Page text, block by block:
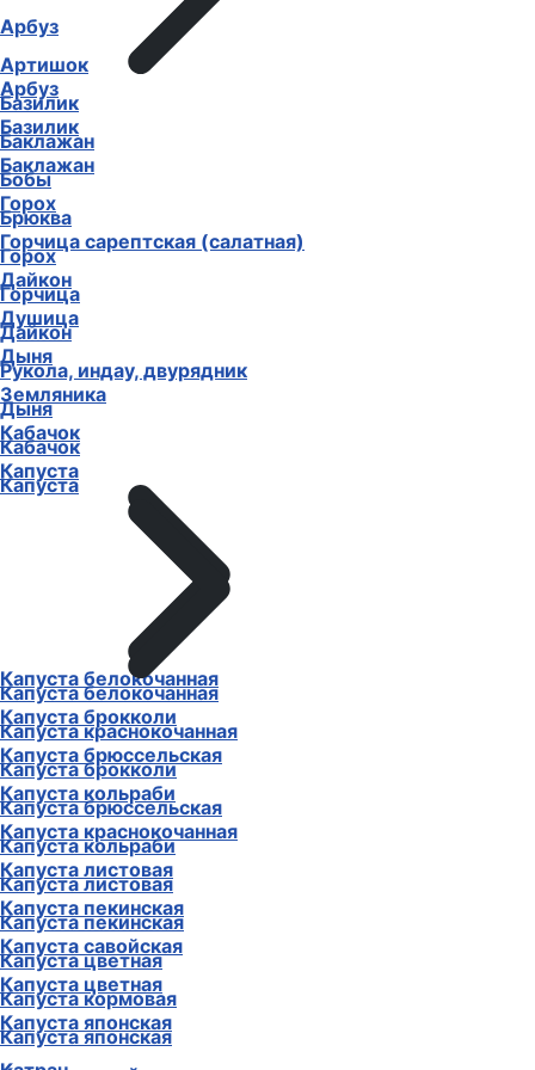
Арбуз
Базилик
Баклажан
Горох
Горчица сарептская (салатная)
Дайкон
Душица
Дыня
Земляника
Кабачок
Капуста
Капуста белокочанная
Капуста брокколи
Капуста брюссельская
Капуста кольраби
Капуста краснокочанная
Капуста листовая
Капуста пекинская
Капуста савойская
Капуста цветная
Капуста японская
Арбуз
Артишок
Базилик
Баклажан
Бобы
Брюква
Горох
Горчица
Дайкон
Рукола, индау, двурядник
Дыня
Кабачок
Капуста
Капуста белокочанная
Капуста краснокочанная
Капуста брокколи
Капуста брюссельская
Капуста кольраби
Капуста листовая
Капуста пекинская
Капуста цветная
Капуста кормовая
Капуста японская